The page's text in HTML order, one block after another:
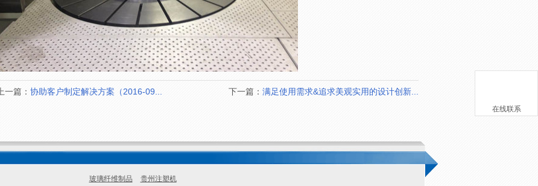
上一篇： 协助客户制定解决方案（2016-09... 下一篇： 满足使用需求&追求美观实用的设计创新...
玻璃纤维制品 贵州注塑机
在线联系